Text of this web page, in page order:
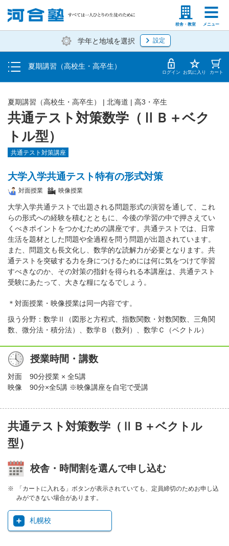
校舎・教室 メニュー
塾生の方 高等学校の先生
学年と地域を選択 設定
夏期講習（高校生・高卒生）
受講料・お申し込み方法
受講開始までの流れ
校舎・教室一覧 ログイン お気に入り カート
共通テスト対策数学（ⅡＢ＋ベク
トル型）
夏期講習（高校生・高卒生） | 北海道 | 高3・卒生
共通テスト対策講座
大学入学共通テスト特有の形式対策
対面授業 映像授業
大学入学共通テストで出題される問題形式の演習を通して、これ
らの形式への経験を積むとともに、今後の学習の中で押さえてい
くべきポイントをつかむための講座です。共通テストでは、日常
生活を題材とした問題や全過程を問う問題が出題されています。
また、問題文も長文化し、数学的な読解力が必要となります。共
通テストを突破する力を身につけるためには何に気をつけて学習
すべきなのか、その対策の指針を得られる本講座は、共通テスト
受験にあたって、大きな糧になるでしょう。
＊対面授業・映像授業は同一内容です。
扱う分野：数学Ⅱ（図形と方程式、指数関数・対数関数、三角関
数、微分法・積分法）、数学Ｂ（数列）、数学Ｃ（ベクトル）
授業時間・講数
対面
90分授業 × 全5講
映像
90分×全5講 ※映像講座を自宅で受講
共通テスト対策数学（ⅡＢ＋ベクトル
型）
校舎・時間割を選んで申し込む
「カートに入れる」ボタンが表示されていても、定員締切のためお申し込
みができない場合があります。
札幌校